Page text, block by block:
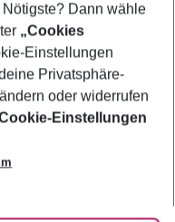
Dann wähle
„Cookies
Einstellungen
Privatsphäre-
oder widerrufen
Einstellungen